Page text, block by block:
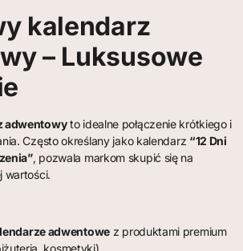
kalendarz
– Luksusowe
adwentowyto idealne połączenie krótkiego i
Często określany jako kalendarz “12 Dni
, pozwala markom skupić się na
wartości.
adwentowe z produktami premium
kosmetyki)